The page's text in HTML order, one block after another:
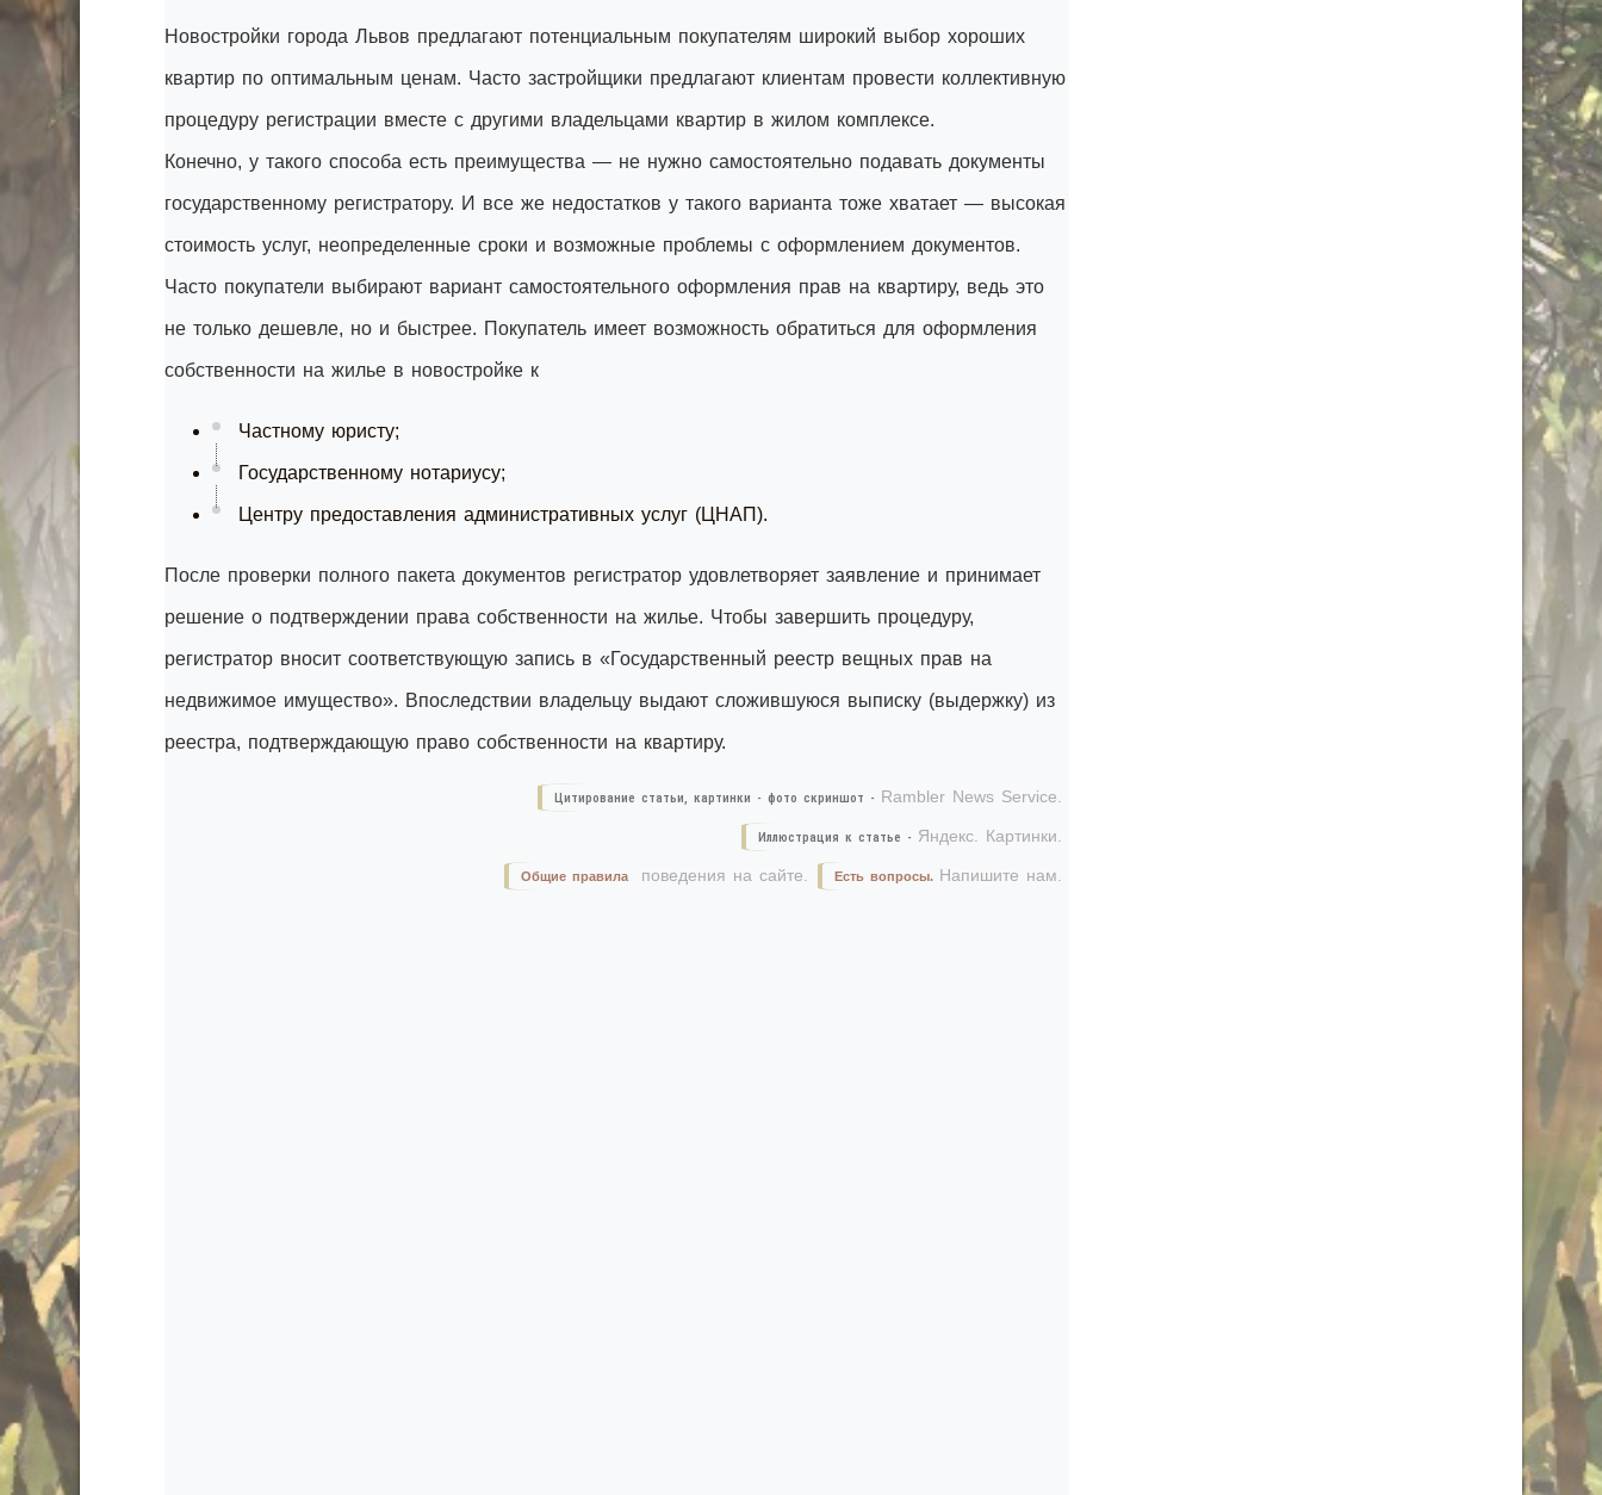
Новостройки города Львов предлагают потенциальным покупателям широкий выбор хороших
квартир по оптимальным ценам. Часто застройщики предлагают клиентам провести коллективную
процедуру регистрации вместе с другими владельцами квартир в жилом комплексе.
Конечно, у такого способа есть преимущества — не нужно самостоятельно подавать документы
государственному регистратору. И все же недостатков у такого варианта тоже хватает — высокая
стоимость услуг, неопределенные сроки и возможные проблемы с оформлением документов.
Часто покупатели выбирают вариант самостоятельного оформления прав на квартиру, ведь это
не только дешевле, но и быстрее. Покупатель имеет возможность обратиться для оформления
собственности на жилье в новостройке к
Частному юристу;
Государственному нотариусу;
Центру предоставления административных услуг (ЦНАП).
После проверки полного пакета документов регистратор удовлетворяет заявление и принимает
решение о подтверждении права собственности на жилье. Чтобы завершить процедуру,
регистратор вносит соответствующую запись в «Государственный реестр вещных прав на
недвижимое имущество». Впоследствии владельцу выдают сложившуюся выписку (выдержку) из
реестра, подтверждающую право собственности на квартиру.
Цитирование статьи, картинки - фото скриншот - Rambler News Service.
Иллюстрация к статье - Яндекс. Картинки.
Есть вопросы. Напишите нам.
Общие правила поведения на сайте.